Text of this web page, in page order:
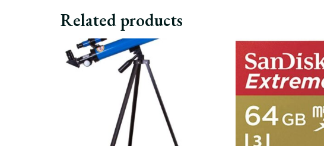
Related products